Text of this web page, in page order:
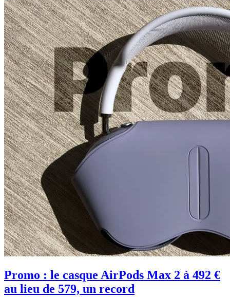
Promo : le casque AirPods Max 2 à 492 €
au lieu de 579, un record